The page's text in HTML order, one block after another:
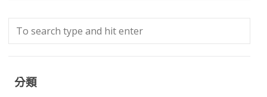
分類